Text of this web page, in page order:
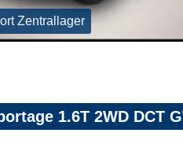
Zentrallager
1.6T 2WD DCT